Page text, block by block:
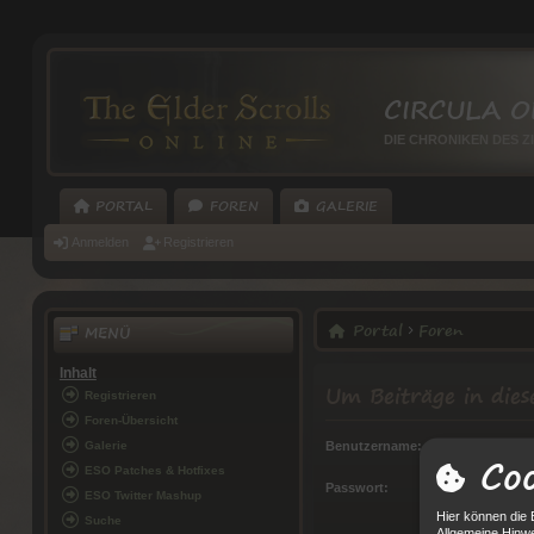
CIRCULA
DIE CHRONIKEN DES
PORTAL FOREN
GALERIE
Anmelden Registrieren
Portal Foren
Benutzername:
Passwort:
MENÜ
Inhalt
Registrieren
Foren-Übersicht
Galerie
ESO Patches & Hotfixes
ESO Twitter Mashup
Suche
Hier können die